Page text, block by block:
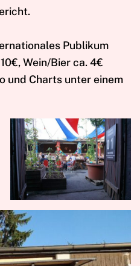
Publikum
Wein/Bier ca. 4€
und Charts unter einem